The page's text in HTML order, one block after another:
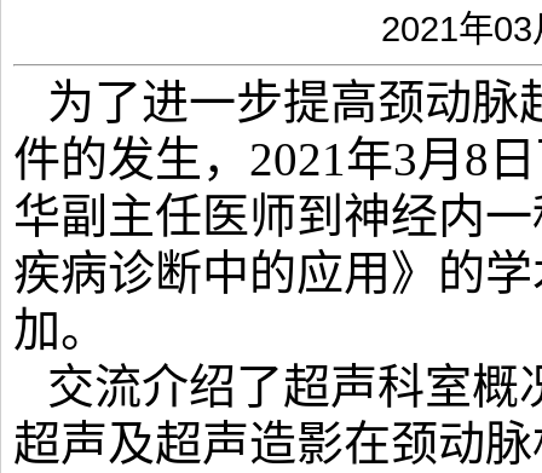
2021年
为了进一步提高颈动
件的发生，2021年3月8
华副主任医师到神经内
疾病诊断中的应用》的
加。
交流介绍了超声科室概
超声及超声造影在颈动